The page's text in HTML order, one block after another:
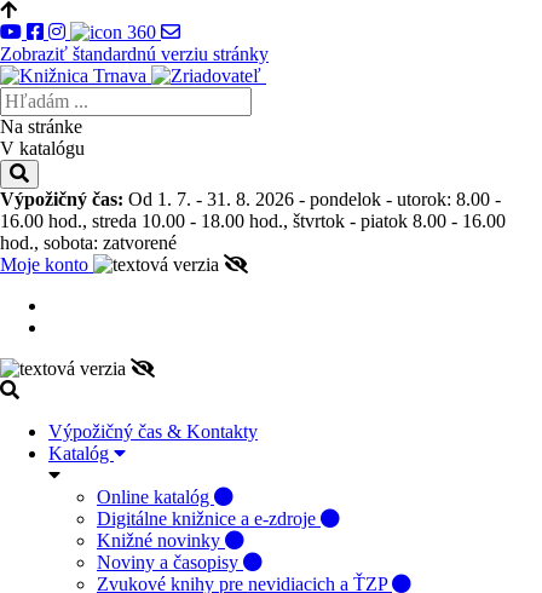
Zobraziť štandardnú verziu stránky
Na stránke
V katalógu
Výpožičný čas: Od 1. 7. - 31. 8. 2026 - pondelok - utorok: 8.00 -
16.00 hod., streda 10.00 - 18.00 hod., štvrtok - piatok 8.00 - 16.00
hod., sobota: zatvorené
Moje konto
Výpožičný čas & Kontakty
Katalóg
Online katalóg
Digitálne knižnice a e-zdroje
Knižné novinky
Noviny a časopisy
Zvukové knihy pre nevidiacich a ŤZP